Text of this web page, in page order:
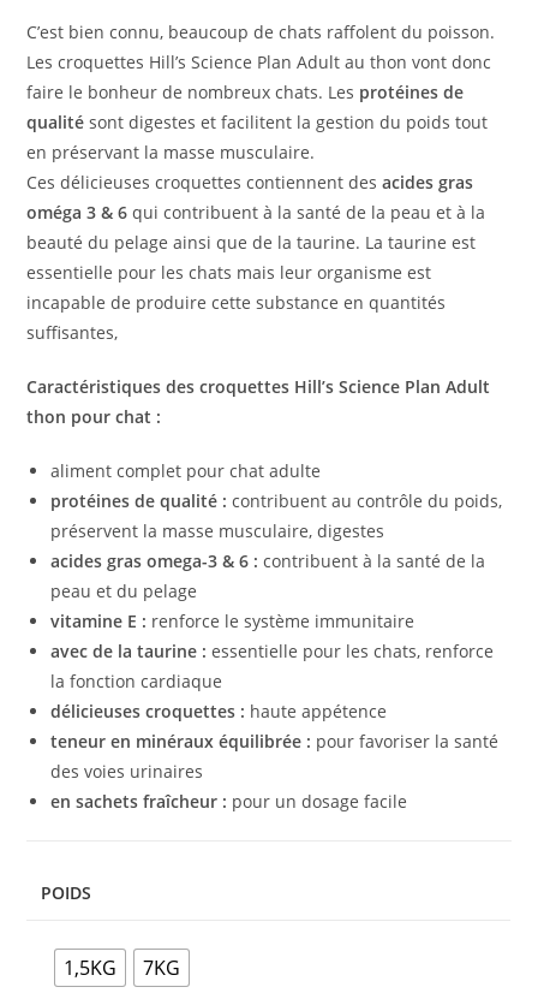
C’est bien connu, beaucoup de chats raffolent du poisson.
Les croquettes Hill’s Science Plan Adult au thon vont donc
faire le bonheur de nombreux chats. Les protéines de
qualité sont digestes et facilitent la gestion du poids tout
en préservant la masse musculaire.
Ces délicieuses croquettes contiennent des acides gras
oméga 3 & 6 qui contribuent à la santé de la peau et à la
beauté du pelage ainsi que de la taurine. La taurine est
essentielle pour les chats mais leur organisme est
incapable de produire cette substance en quantités
suffisantes,
Caractéristiques des croquettes Hill’s Science Plan Adult
thon pour chat :
aliment complet pour chat adulte
protéines de qualité : contribuent au contrôle du poids,
préservent la masse musculaire, digestes
acides gras omega-3 & 6 :contribuent à la santé de la
peau et du pelage
vitamine E : renforce le système immunitaire
avec de la taurine :essentielle pour les chats, renforce
la fonction cardiaque
délicieuses croquettes : haute appétence
teneur en minéraux équilibrée : pour favoriser la santé
des voies urinaires
en sachets fraîcheur : pour un dosage facile
POIDS
1,5KG 7KG